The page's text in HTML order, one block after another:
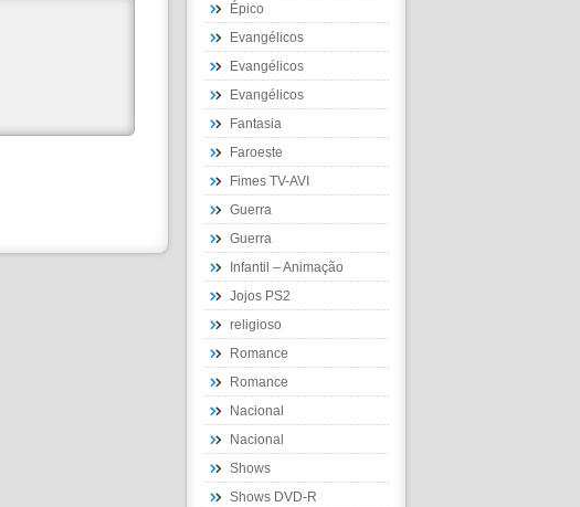
Épico
Evangélicos
Evangélicos
Evangélicos
Fantasia
Faroeste
Fimes TV-AVI
Guerra
Guerra
Infantil – Animação
Jojos PS2
religioso
Romance
Romance
Nacional
Nacional
Shows
Shows DVD-R